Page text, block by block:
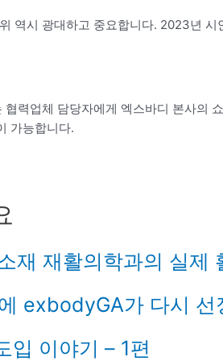
역시 광대하고 중요합니다. 2023년
력업체 담당자에게 엑스바디 본사의
가능합니다.
재 재활의학과의 실제
exbodyGA가 다시 선
입 이야기 – 1편